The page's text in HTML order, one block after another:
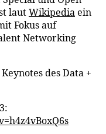
lautWikipediaein
Fokus auf
Networking
des Data +